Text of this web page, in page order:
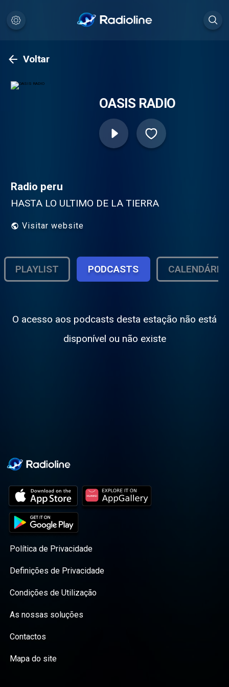
Voltar
OASIS RADIO
Radio peru
HASTA LO ULTIMO DE LA TIERRA
Visitar website
PLAYLIST PODCASTS CALENDÁRIO
O acesso aos podcasts desta estação não está
disponível ou não existe
Política de Privacidade
Definições de Privacidade
Condições de Utilização
As nossas soluções
Contactos
Mapa do site